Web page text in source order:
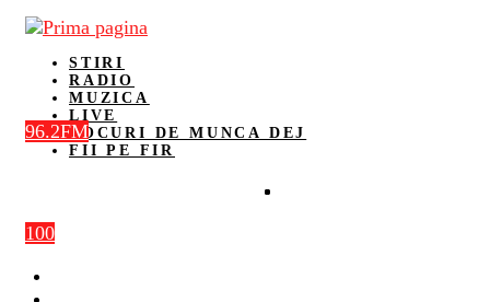
STIRI
RADIO
MUZICA
LIVE
LOCURI DE MUNCA DEJ
FII PE FIR
100
96.2FM